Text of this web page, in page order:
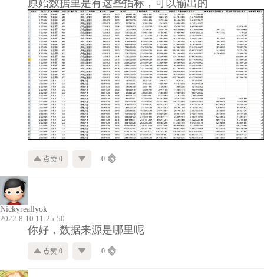
原始数据里是有这些指标，可以输出的
点赞 0 0
Nickyreallyok
2022-8-10 11:25:50
你好，数据来源是哪里呢
点赞 0 0